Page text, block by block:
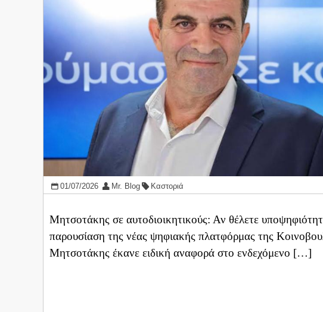
01/07/2026 Mr. Blog Καστοριά
Μητσοτάκης σε αυτοδιοικητικούς: Αν θέλετε
παρουσίαση της νέας ψηφιακής πλατφόρμας της
Μητσοτάκης έκανε ειδική αναφορά στο ενδεχόμενο […]